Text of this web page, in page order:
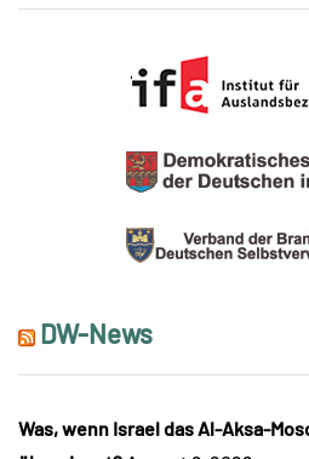
DW-News
Was, wenn Israel das Al-Aksa-